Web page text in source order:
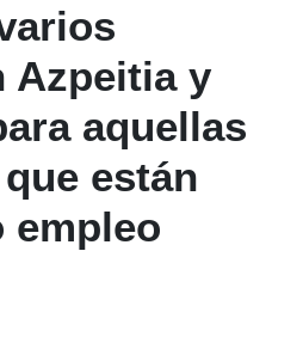
Azpeitia y
aquellas
están
empleo